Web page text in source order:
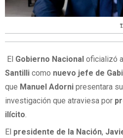
El Gobierno Nacional oficializó a
Santilli como nuevo jefe de
que Manuel Adorni presentara su
investigación que atraviesa por
ilícito.
El presidente de la Nación,